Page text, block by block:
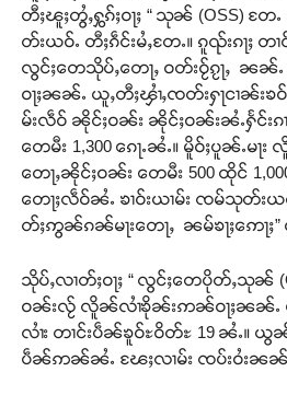
တီႈၽူႈတွႆႇႁွၵ်ႈဝႃႈ “ သုၼ် (OSS) တႄ
တ်းယဝ်ႉ တီႈၵဵင်းမႆႇတႄႉ။ ၵူၺ်းၵႃႈ တ
လွင်ႈတေသိုပ်ႇတေႃႇ ဝတ်းဝႂ်ၵႂႃႇ ၼ
ဝႃႈၼၼ်ႉ ယူႇတီႈၾၢႆႇၸတ်းႁႃငၢၼ်းၶဝ်
မ်းလဵဝ် ၼိုင်ႈဝၼ်း ၼိုင်ႈဝၼ်းၼႆႉႁႅင်းၵ
တေမီး 1,300 ၵေႃႉၼႆႉ။ မိူဝ်ႈပူၼ်ႉမ
တေႃႇၼိုင်ႈဝၼ်း တေမီး 500 ထိုင် 1,000
တေႃႈလဵဝ်ၼႆႉ ၶၢဝ်းယၢမ်း ၸမ်သုတ်းယ
တ်ႈဢွၼ်ၵၼ်မႃးတေႃႇ ၼမ်ၶႃႈဢေႃႈ”
သိုပ်ႇလၢတ်ႈဝႃႈ “ လွင်ႈတေပိုတ်ႇသုၼ်
ဝၼ်းလႂ် လိူၼ်လၢႆၶိုၼ်းဢၼ်ဝႃႈၼၼ်ႉ ပႆ
လၢႆး တၢင်းပဵၼ်ၶူဝ်ႊဝိတ်ႊ 19 ၼႆႉ။ ယွၼ်
ပဵၼ်ဢၼ်ၼႆႉ ၽႄႈလၢမ်း ၸပ်းဝႆးၼၼ်ႉ